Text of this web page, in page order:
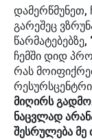
გარეშეც
ჩემში დიდ
რას
მიღირს
ნაცვლად
შესრულება მე